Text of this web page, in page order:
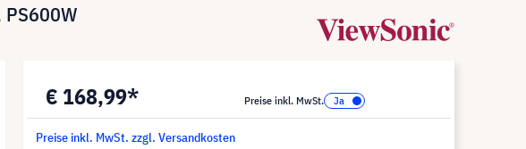
€ 168,99* Preise inkl. MwSt.
Preise inkl. MwSt. zzgl. Versandkosten